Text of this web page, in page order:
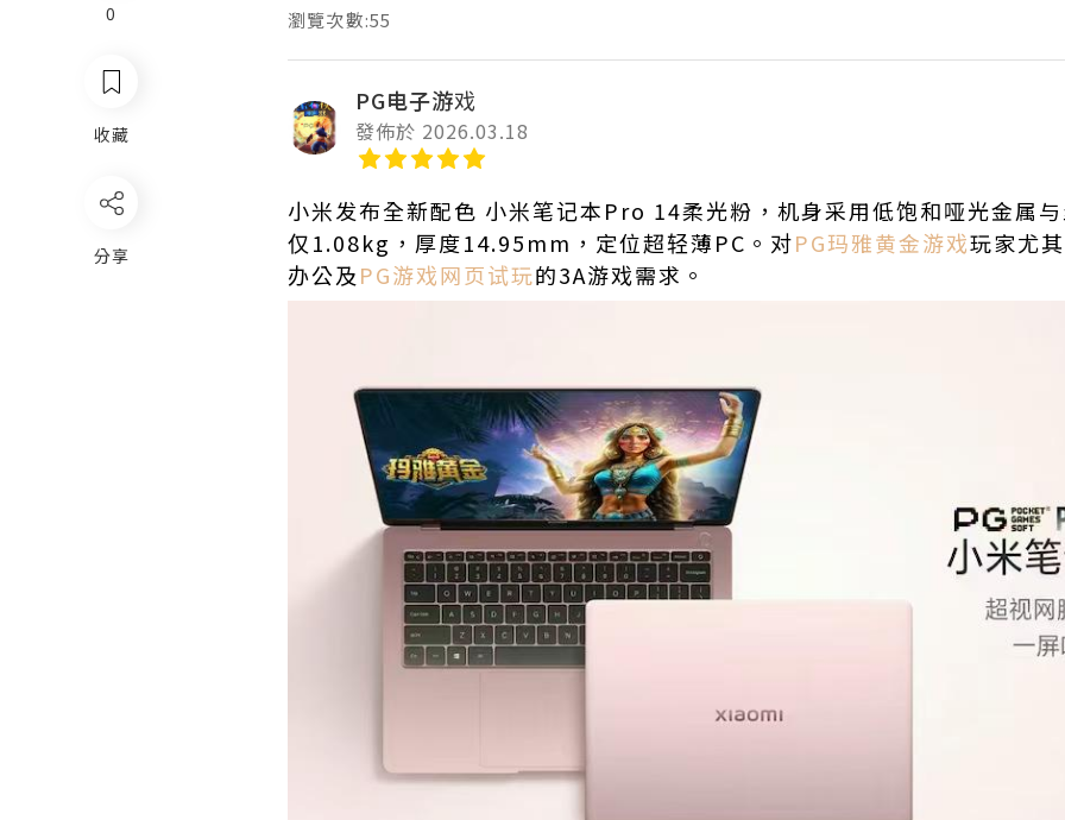
瀏覽次數:55
PG电子游戏
發佈於 2026.03.18
小米发布全新配色 小米笔记本Pro 14柔光粉，机身采用低饱和哑光金属
仅1.08kg，厚度14.95mm，定位超轻薄PC。对PG玛雅黄金游戏玩家尤
办公及PG游戏网页试玩的3A游戏需求。
0
收藏
分享